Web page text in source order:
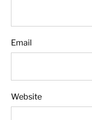
Email
Website